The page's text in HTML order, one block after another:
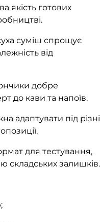
якість готових
суміш спрощує
від
добре
до кави та напоїв.
адаптувати під різні
для тестування,
складських залишків.